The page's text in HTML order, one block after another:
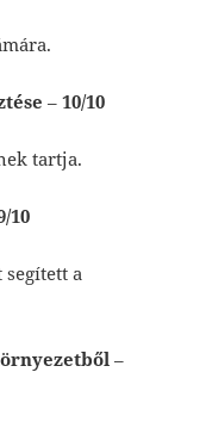
–10/10
tartja.
10
a
–